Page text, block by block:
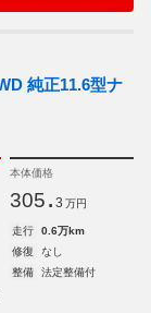
純正11.6型ナ
本体価格
305. 3 万円
走行
0.6万km
修復
なし
整備
法定整備付